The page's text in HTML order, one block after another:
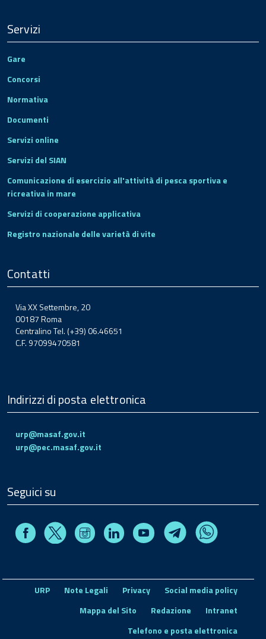
Servizi
Gare
Concorsi
Normativa
Documenti
Servizi online
Servizi del SIAN
Comunicazione di esercizio all'attività di pesca sportiva e
ricreativa in mare
Servizi di cooperazione applicativa
Registro nazionale delle varietà di vite
Contatti
Via XX Settembre, 20
00187 Roma
Centralino Tel. (+39) 06.46651
C.F. 97099470581
Indirizzi di posta elettronica
urp@masaf.gov.it
urp@pec.masaf.gov.it
Seguici su
FacebookX InstagramLinkedin Youtube TelegramWhatsapp
URP Note Legali Privacy
Social media policy
Mappa del Sito
Redazione
Intranet
Telefono e posta elettronica